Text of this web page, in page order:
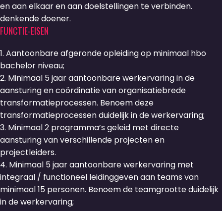
en aan elkaar en aan doelstellingen te verbinden.
denkende doener.
FUNCTIE-EISEN
1. Aantoonbare afgeronde opleiding op minimaal hbo
bachelor niveau;
2. Minimaal 5 jaar aantoonbare werkervaring in de
aansturing en coördinatie van organisatiebrede
transformatieprocessen. Benoem deze
transformatieprocessen duidelijk in de werkervaring;
3. Minimaal 2 programma’s geleid met directe
aansturing van verschillende projecten en
projectleiders.
4. Minimaal 5 jaar aantoonbare werkervaring met
integraal / functioneel leidinggeven aan teams van
minimaal 15 personen. Benoem de teamgrootte duidelijk
in de werkervaring;